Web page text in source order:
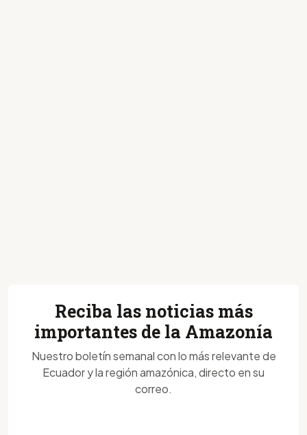
Reciba las noticias más
importantes de la Amazonía
Nuestro boletín semanal con lo más relevante de
Ecuador y la región amazónica, directo en su
correo.